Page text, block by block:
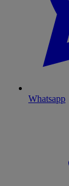
Whatsapp